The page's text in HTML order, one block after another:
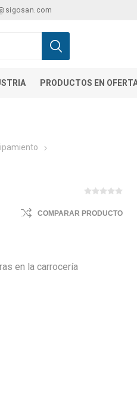
PRODUCTOS EN
COMPARAR PRODUCTO
en la carrocería